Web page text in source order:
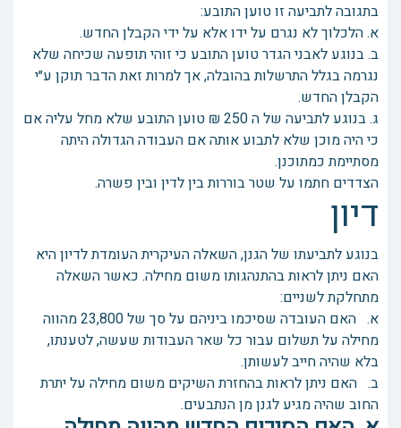
בתגובה לתביעה זו טוען התובע:
א. הלכלוך לא נגרם על ידו אלא על ידי הקבלן החדש.
ב. בנוגע לאבני הגדר טוען התובע כי זוהי תופעה שכיחה שלא
נגרמה בגלל התרשלות בהובלה, אך למרות זאת הדבר תוקן ע״י
הקבלן החדש.
ג. בנוגע לתביעה של ה 250 ₪ טוען התובע שלא מחל עליה אם
כי היה מוכן שלא לתבוע אותה אם העבודה הגדולה היתה
מסתיימת כמתוכנן.
הצדדים חתמו על שטר בוררות בין לדין ובין פשרה.
דיון
בנוגע לתביעתו של הגנן, השאלה העיקרית העומדת לדיון היא
האם ניתן לראות בהתנהגותו משום מחילה. כאשר השאלה
מתחלקת לשניים:
א. האם העובדה שסיכמו ביניהם על סך של 23,800 מהווה
מחילה על תשלום עבור כל שאר העבודות שעשה, לטענתו,
בלא שהיה חייב לעשותן.
ב. האם ניתן לראות בהחזרת השיקים משום מחילה על יתרת
החוב שהיה מגיע לגנן מן הנתבעים.